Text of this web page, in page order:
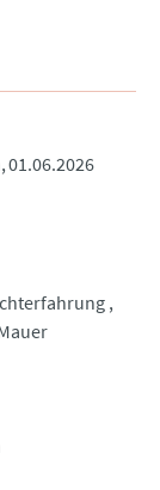
01.06.2026